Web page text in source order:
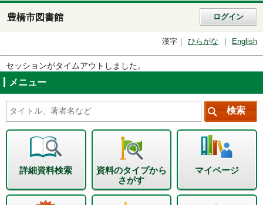
豊橋市図書館 ログイン
漢字 ひらがな English
セッションがタイムアウトしました。
メニュー
詳細資料検索
資料のタイプから
さがす
マイページ